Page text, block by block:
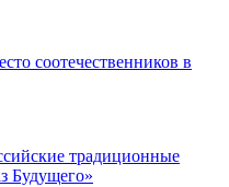
соотечественников в
традиционные
Будущего»